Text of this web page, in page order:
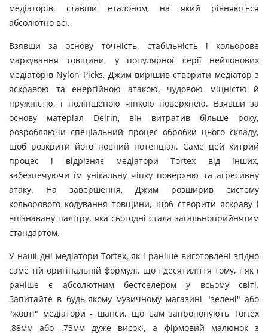
медіаторів, ставши еталоном, на який рівняються
абсолютно всі.
Взявши за основу точність, стабільність і кольорове
маркування товщини, у популярної серії нейлонових
медіаторів Nylon Picks, Джим вирішив створити медіатор з
яскравою та енергійною атакою, чудовою міцністю й
пружністю, і поліпшеною чіпкою поверхнею. Взявши за
основу матеріал Delrin, він витратив більше року,
розробляючи спеціальний процес обробки цього складу,
щоб розкрити його повний потенціал. Саме цей хитрий
процес і відрізняє медіатори Tortex від інших,
забезпечуючи їм унікальну чіпку поверхню та агресивну
атаку. На завершення, Джим розширив систему
кольорового кодування товщини, щоб створити яскраву і
впізнавану палітру, яка сьогодні стала загальноприйнятим
стандартом.
У наші дні медіатори Tortex, як і раніше виготовлені згідно
саме тій оригінальній формулі, що і десятиліття тому, і як і
раніше є абсолютним бестселером у всьому світі.
Запитайте в будь-якому музичному магазині "зелені" або
"жовті" медіатори - шанси, що вам запропонують Tortex
.88мм або .73мм дуже високі, а фірмовий малюнок з